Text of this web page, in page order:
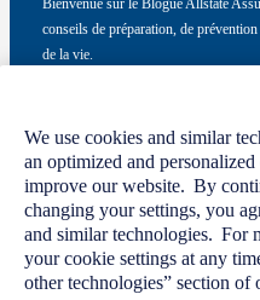
Bienvenue sur le Blogue Allstate
conseils de préparation, de
de la vie.
confidentialitéet nosconditions
Code de conduite
Manage Cookie Settings
Conditions d’utilisation
We use cookies and similar
an optimized and
improve our website. By
changing your settings, you
and similar technologies. For
your cookie settings at any
other technologies” section